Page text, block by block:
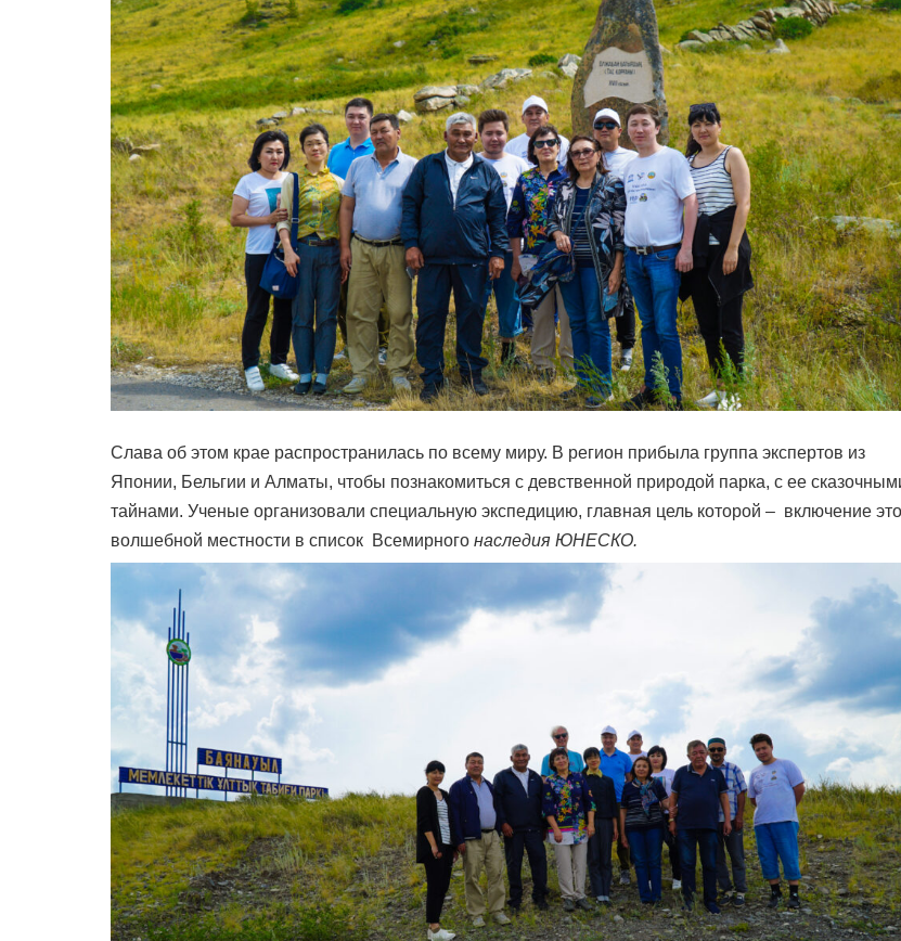
Слава об этом крае распространилась по всему миру. В регион прибыла группа экcпертов из
Японии, Бельгии и Алматы, чтобы познакомиться с девственной природой парка, с ее
тайнами. Ученые организовали специальную экспедицию, главная цель которой – включение
волшебной местности в список Всемирного наследия ЮНЕСКО.